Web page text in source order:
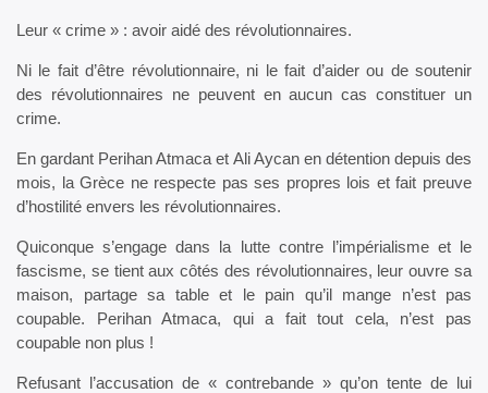
Leur « crime » : avoir aidé des révolutionnaires.
Ni le fait d’être révolutionnaire, ni le fait d’aider ou de soutenir
des révolutionnaires ne peuvent en aucun cas constituer un
crime.
En gardant Perihan Atmaca et Ali Aycan en détention depuis des
mois, la Grèce ne respecte pas ses propres lois et fait preuve
d’hostilité envers les révolutionnaires.
Quiconque s’engage dans la lutte contre l’impérialisme et le
fascisme, se tient aux côtés des révolutionnaires, leur ouvre sa
maison, partage sa table et le pain qu’il mange n’est pas
coupable. Perihan Atmaca, qui a fait tout cela, n’est pas
coupable non plus !
Refusant l’accusation de « contrebande » qu’on tente de lui